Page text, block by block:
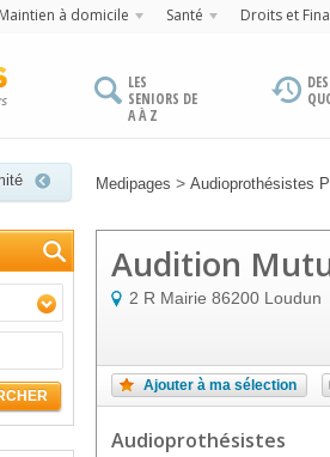
Maintien à domicile Santé Droits et
LES
SENIORS DE
A À Z
Medipages > Audioprothésistes
Audition
2 R Mairie 86200 Loudun
Ajouter à ma sélection
Audioprothésistes